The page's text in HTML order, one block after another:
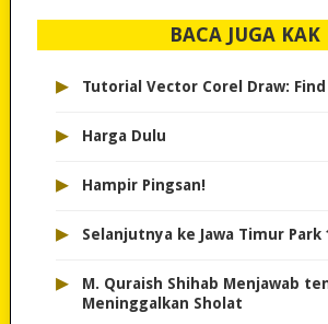
BACA JUGA KAK
▸ Tutorial Vector Corel Draw: Find
▸ Harga Dulu
▸ Hampir Pingsan!
▸ Selanjutnya ke Jawa Timur Park
▸
M. Quraish Shihab Menjawab
Meninggalkan Sholat